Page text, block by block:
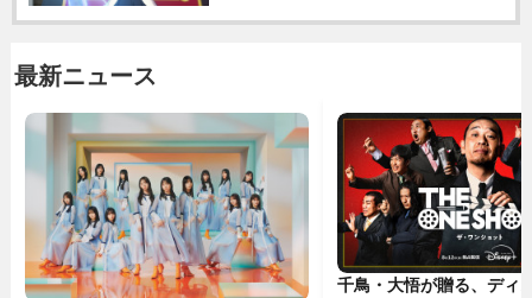
最新ニュース
千鳥・大悟が贈る、ディ